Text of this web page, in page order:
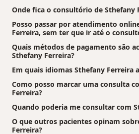
Onde fica o consultório de Sthefany
Posso passar por atendimento
Ferreira, sem ter que ir até o
Quais métodos de pagamento são
Sthefany Ferreira?
Em quais idiomas Sthefany Ferreira
Como posso marcar uma consulta
Ferreira?
Quando poderia me consultar com
O que outros pacientes opinam
Ferreira?